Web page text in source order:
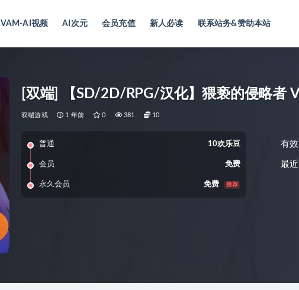
VAM-AI视频 AI次元 会员充值 新人必读 联系站务&赞助本站
[双端] 【SD/2D/RPG/汉化】猥亵的侵略者
双端游戏 1 年前 0 381 10
普通 10欢乐豆
会员 免费
永久会员 免费 推荐
有
最